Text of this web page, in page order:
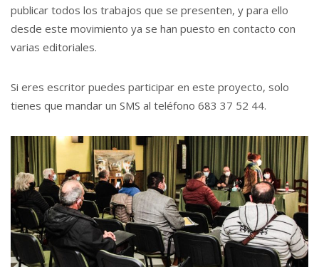
publicar todos los trabajos que se presenten, y para ello
desde este movimiento ya se han puesto en contacto con
varias editoriales.
Si eres escritor puedes participar en este proyecto, solo
tienes que mandar un SMS al teléfono 683 37 52 44.